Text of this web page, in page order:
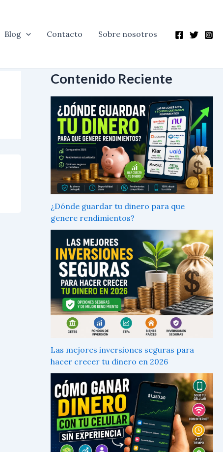
Blog Contacto Sobre nosotros
Contenido Reciente
¿Dónde guardar tu dinero para que
genere rendimientos?
Las mejores inversiones seguras para
hacer crecer tu dinero en 2026